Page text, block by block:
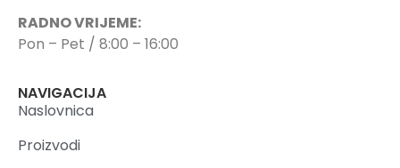
RADNO VRIJEME:
Pon – Pet / 8:00 – 16:00
NAVIGACIJA
Naslovnica
Proizvodi